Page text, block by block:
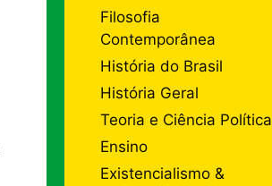
Filosofia
Contemporânea
História do Brasil
História Geral
Teoria e Ciência Política
Ensino
Existencialismo &